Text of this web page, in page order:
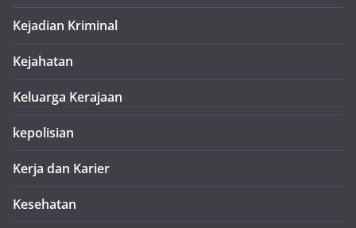
Kejadian Kriminal
Kejahatan
Keluarga Kerajaan
kepolisian
Kerja dan Karier
Kesehatan